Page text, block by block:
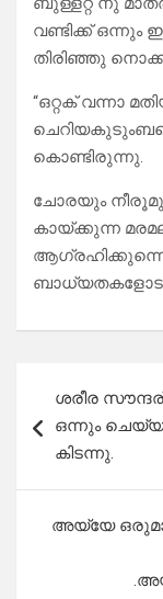
വണ്ടിക്ക്
തിരിഞ്ഞു
“ഒറ്റക് വന്നാ
കൊണ്ടിരുന്നു.
ചോരയും
കായ്ക്കുന്ന
navigation
ശരീര
ഒന്നും
കിടന്നു.
അയ്യേ